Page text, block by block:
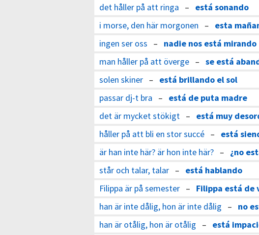
det håller på att ringa – está sonando
i morse, den här morgonen – esta
ingen ser oss – nadie nos está mirando
man håller på att överge – se está
solen skiner – está brillando el sol
passar dj-t bra – está de puta madre
det är mycket stökigt – está muy
håller på att bli en stor succé – está
är han inte här? är hon inte här? – ¿no
står och talar, talar – está hablando
Filippa är på semester – Filippa está de
han är inte dålig, hon är inte dålig – no
han är otålig, hon är otålig – está